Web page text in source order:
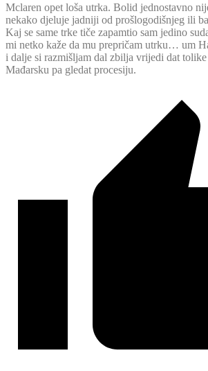
Mclaren opet loša utrka. Bolid jednostavno
nekako djeluje jadniji od prošlogodišnjeg ili
Kaj se same trke tiče zapamtio sam jedino
mi netko kaže da mu prepričam utrku… um
i dalje si razmišljam dal zbilja vrijedi dat
Mađarsku pa gledat procesiju.